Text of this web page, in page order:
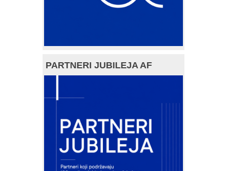
PARTNERI JUBILEJA AF